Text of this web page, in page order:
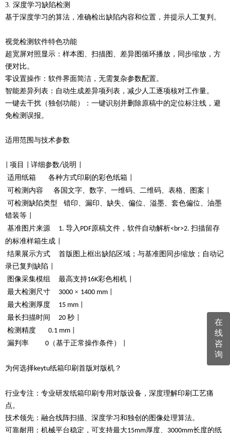
3. 深度学习缺陷检测
基于深度学习的算法，准确检出缺陷内容和位置，并提示人工复判。
视觉检测软件特色功能
超宽屏对照显示：样本图、扫描图、差异图循环播放，同步缩放，方
便对比。
零设置操作：软件界面简洁，无需复杂参数配置。
智能差异列表：自动生成差异项列表，减少人工逐项核对工作量。
一键去干扰（独创功能）：一键识别并删除原稿中的定位标注线，避
免检测误报。
适用范围与技术参数
项目 详细参数/说明
适用纸箱
各种方式印刷的彩色纸箱
可检测内容
各国文字、数字、一维码、二维码、表格、图案
可检测缺陷类型
错印、漏印、缺失、偏位、溢墨、套色偏位、油墨
错装等
基准图片来源
1. 导入 PDF原稿文件，软件自动解析<br>2. 扫描留存
的标准样箱生成
结果展示方式
首版图上框出缺陷区域；与基准图同步缩放；自动记
录已复判缺陷
图像采集模组
最高支持16K彩色相机
最大检测尺寸
3000 × 1400 mm |
最大检测厚度
15 mm |
最长扫描时间
20 秒
检测精度
0.1 mm |
漏判率
0 （基于正常操作条件）
为何选择keytu纸箱印刷首版对版机？
行业专注：专业研发纸箱印刷专用对版设备，深度理解印刷工艺痛
点。
技术领先：融合线阵扫描、深度学习和独创的图像处理算法。
可靠耐用：机械平台稳定，可支持最大15mm厚度、 3000mm长度的纸
在
线
咨
询